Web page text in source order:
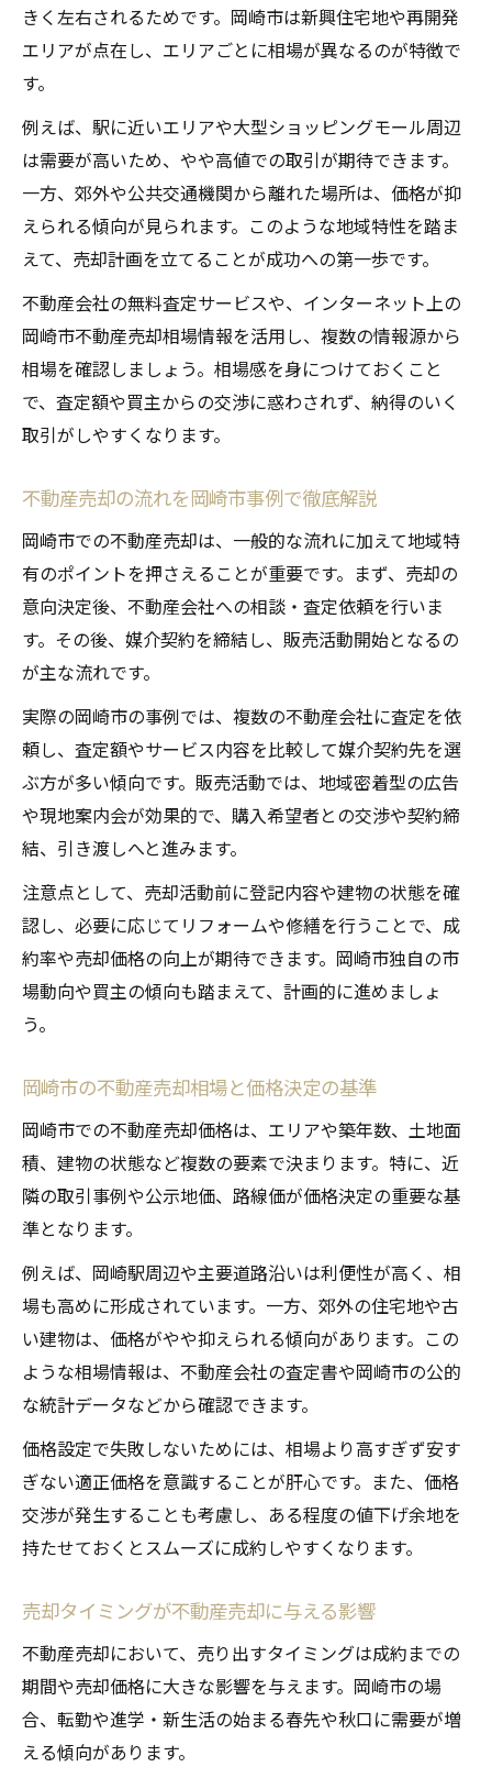
きく左右されるためです。岡崎市は新興住宅地や再開発
エリアが点在し、エリアごとに相場が異なるのが特徴で
す。
例えば、駅に近いエリアや大型ショッピングモール周辺
は需要が高いため、やや高値での取引が期待できます。
一方、郊外や公共交通機関から離れた場所は、価格が抑
えられる傾向が見られます。このような地域特性を踏ま
えて、売却計画を立てることが成功への第一歩です。
不動産会社の無料査定サービスや、インターネット上の
岡崎市不動産売却相場情報を活用し、複数の情報源から
相場を確認しましょう。相場感を身につけておくこと
で、査定額や買主からの交渉に惑わされず、納得のいく
取引がしやすくなります。
不動産売却の流れを岡崎市事例で徹底解説
岡崎市での不動産売却は、一般的な流れに加えて地域特
有のポイントを押さえることが重要です。まず、売却の
意向決定後、不動産会社への相談・査定依頼を行いま
す。その後、媒介契約を締結し、販売活動開始となるの
が主な流れです。
実際の岡崎市の事例では、複数の不動産会社に査定を依
頼し、査定額やサービス内容を比較して媒介契約先を選
ぶ方が多い傾向です。販売活動では、地域密着型の広告
や現地案内会が効果的で、購入希望者との交渉や契約締
結、引き渡しへと進みます。
注意点として、売却活動前に登記内容や建物の状態を確
認し、必要に応じてリフォームや修繕を行うことで、成
約率や売却価格の向上が期待できます。岡崎市独自の市
場動向や買主の傾向も踏まえて、計画的に進めましょ
う。
岡崎市の不動産売却相場と価格決定の基準
岡崎市での不動産売却価格は、エリアや築年数、土地面
積、建物の状態など複数の要素で決まります。特に、近
隣の取引事例や公示地価、路線価が価格決定の重要な基
準となります。
例えば、岡崎駅周辺や主要道路沿いは利便性が高く、相
場も高めに形成されています。一方、郊外の住宅地や古
い建物は、価格がやや抑えられる傾向があります。この
ような相場情報は、不動産会社の査定書や岡崎市の公的
な統計データなどから確認できます。
価格設定で失敗しないためには、相場より高すぎず安す
ぎない適正価格を意識することが肝心です。また、価格
交渉が発生することも考慮し、ある程度の値下げ余地を
持たせておくとスムーズに成約しやすくなります。
売却タイミングが不動産売却に与える影響
不動産売却において、売り出すタイミングは成約までの
期間や売却価格に大きな影響を与えます。岡崎市の場
合、転勤や進学・新生活の始まる春先や秋口に需要が増
える傾向があります。